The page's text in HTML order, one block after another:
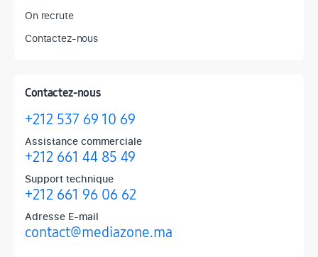
On recrute
Contactez-nous
Contactez-nous
+212 537 69 10 69
Assistance commerciale
+212 661 44 85 49
Support technique
+212 661 96 06 62
Adresse E-mail
contact@mediazone.ma